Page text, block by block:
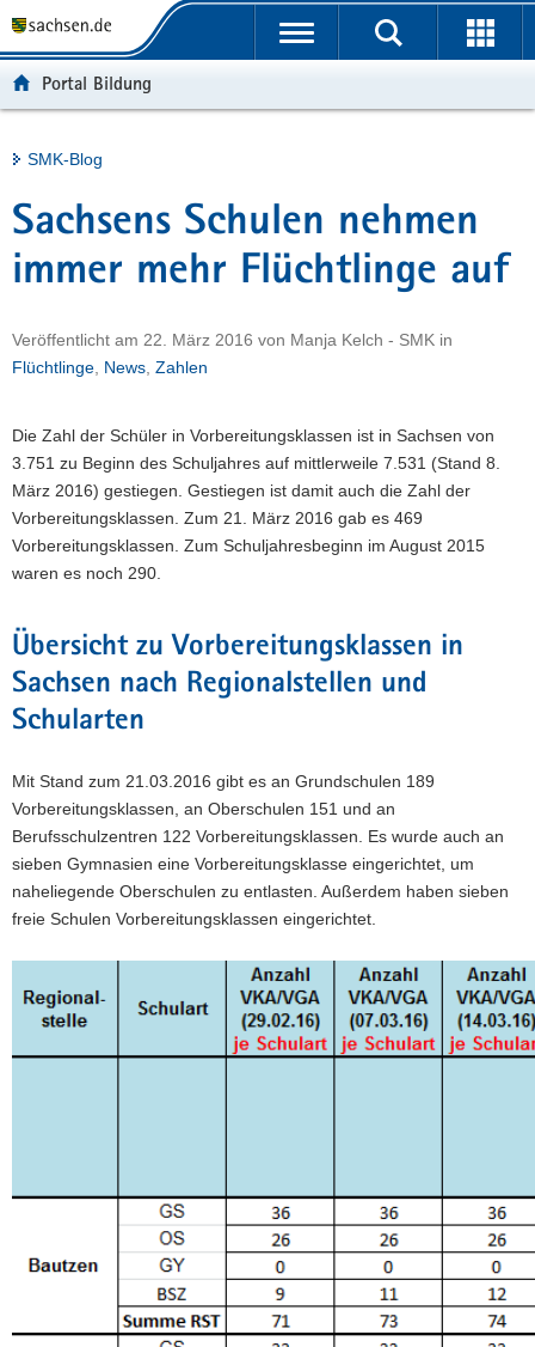
t
b
e
r
g
e
i
g
a
i
n
u
n
h
a
l
e
v
c
e
Portalübergreifende
Portal Bildung
Hauptinhalt
SMK-Blog
Sachsens Schulen nehmen
immer mehr Flüchtlinge auf
Veröffentlicht am 22. März 2016 von Manja Kelch - SMK in
Flüchtlinge News Zahlen
Die Zahl der Schüler in Vorbereitungsklassen ist in Sachsen von
3.751 zu Beginn des Schuljahres auf mittlerweile 7.531 (Stand 8.
März 2016) gestiegen. Gestiegen ist damit auch die Zahl der
Vorbereitungsklassen. Zum 21. März 2016 gab es 469
Vorbereitungsklassen. Zum Schuljahresbeginn im August 2015
waren es noch 290.
Übersicht zu Vorbereitungsklassen in
Sachsen nach Regionalstellen und
Schularten
Mit Stand zum 21.03.2016 gibt es an Grundschulen 189
Vorbereitungsklassen, an Oberschulen 151 und an
Berufsschulzentren 122 Vorbereitungsklassen. Es wurde auch an
sieben Gymnasien eine Vorbereitungsklasse eingerichtet, um
naheliegende Oberschulen zu entlasten. Außerdem haben sieben
freie Schulen Vorbereitungsklassen eingerichtet.